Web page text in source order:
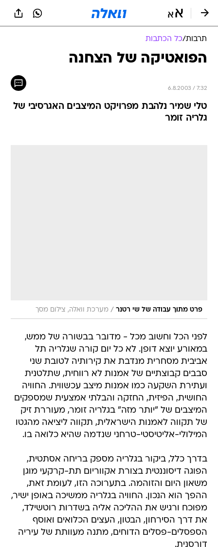
תרבות/כל הכתבות
הפואטיקה של הצחנה
6.8.2003 / 7:32
טלי שמיר נלהבת מפרויקט המיצבים האגרסיבי של
גלריה זומר
פרט מתוך עבודה של שי רטנר / מערכת וואלה, צילום מסך
לפני הכל וחשוב מכל - מדובר בבשורה של ממש,
במאורע יוצא דופן. לא כל יום קורה שגלריה תל
אביבית מסחרית מנדבת את קירותיה לטובת שני
סבבים קבוצתיים של אמנות לא רווחית, שתלטנית
ועתירת השקעה כמו אמנות מיצב עכשווית. החוויה
החושית, הפיזית, החזקה והבלתי אמצעית שמספקים
המיצבים של "יותר מזה" בגלריה זומר, מעוררת זיק
של תקווה לאמנות הישראלית, תקווה ליציאה מהגטו
המילולי-אליטיסטי-טרחני שנדמה שהיא כלואה בו.
בדרך כלל, ביקור בגלריה מספק בריחה אסתטית,
הפוגה דיסוננטית בצורת אקווריום תת-קרקעי מוגן
משאון היום והזוהמה. בתערוכה הזו, לעומת זאת,
ההפך הוא הנכון. החוויה בגלריה ממשיכה באופן ישיר,
מפוכח ורגיש את ההליכה אליה בשדרות רוטשילד,
את דרך הסירחון, הבטון, העצים הכלואים ואוסף
הספסלים-פסלים הדוחים, מתנה מעוותת של עיריה
דורסנית.